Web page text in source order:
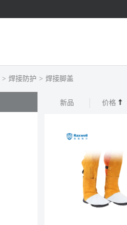
> 焊接防护 > 焊接脚盖
新品 价格